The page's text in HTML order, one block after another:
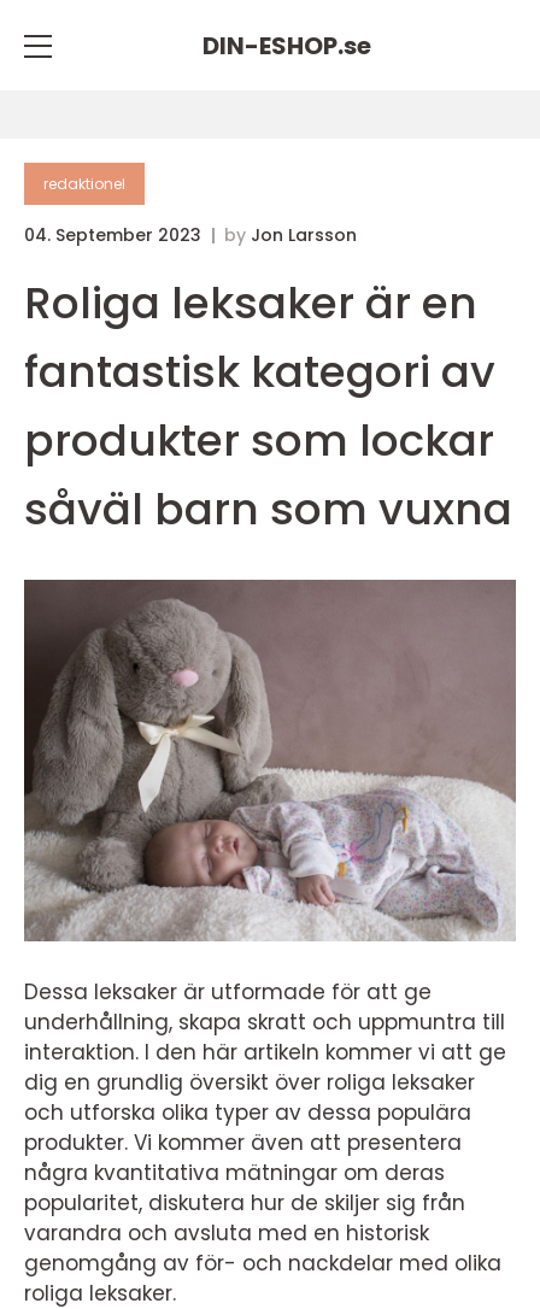
DIN-ESHOP.se
redaktionel
04. September 2023 by Jon Larsson
Roliga leksaker är en
fantastisk kategori av
produkter som lockar
såväl barn som vuxna
Dessa leksaker är utformade för att ge
underhållning, skapa skratt och uppmuntra till
interaktion. I den här artikeln kommer vi att ge
dig en grundlig översikt över roliga leksaker
och utforska olika typer av dessa populära
produkter. Vi kommer även att presentera
några kvantitativa mätningar om deras
popularitet, diskutera hur de skiljer sig från
varandra och avsluta med en historisk
genomgång av för- och nackdelar med olika
roliga leksaker.